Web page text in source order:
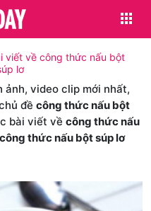
viết về công thức nấu bột
lơ
video clip mới nhất,
đề công thức nấu bột
bài viết về công thức nấu
công thức nấu bột súp lơ